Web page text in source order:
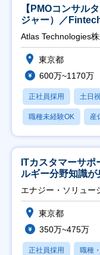
【PMOコンサル
ジャー）／
Atlas Technologies
東京都
600万~1170万
正社員採用 土日
職種未経験OK 産
ITカスタマーサ
ルギー分野知識が
エナジー・ソリュー
東京都
350万~475万
正社員採用 職種